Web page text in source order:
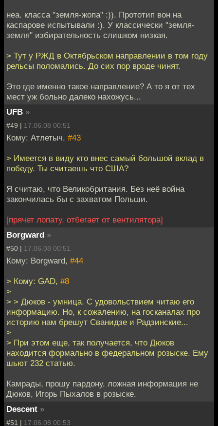
неа. класса "земля-жопа" :)). Прототип вон на
каспарове испытывали :). У классически "земля-
земля" избирательность слишком низкая.
> Тут у РЖД в Октябрьском направлении в том году
рельсы поломались. До сих пор вроде чинят.
Это где именно такое направление? А то я от тех
мест уж больно далеко нахожусь...
UFB »
#49 | 17.06.08 00:51
Кому: Атлетыч, #43
> Имеется в виду кто внес самый большой вклад в
победу. Ты считаешь что США?
Я считаю, что Великобритания. Без неё война
закончилась бы с захватом Польши.
[прячет лопату, отбегает от вентилятора]
Borgward »
#50 | 17.06.08 00:51
Кому: Borgward, #44
> Кому: GAD, #8
>
> > Дюков - умница. С удовольствием читаю его
информацию. Но, к сожалению, на госканалах про
историю нам брешут Сванидзе и Радзинские...
>
> При этом еще, так получается, что Дюков
находится формально в федеральном розыске. Ему
шьют 232 статью.
Камрады, прошу пардону, ложная информация не
Дюков, Игорь Пыхалов в розыске.
Descent »
#51 | 17.06.08 00:53